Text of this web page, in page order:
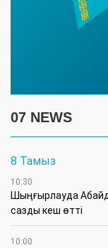
07 NEWS
8 Тамыз
10:30
Шыңғырлауда
сазды кеш өтті
10:00